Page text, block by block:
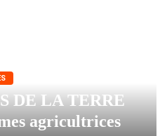
DE LA TERRE
agricultrices